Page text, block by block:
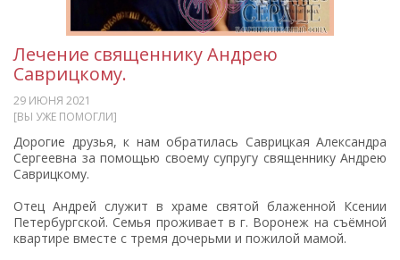
Лечение священнику Андрею
Саврицкому.
29 ИЮНЯ 2021
[ВЫ УЖЕ ПОМОГЛИ]
Дорогие друзья, к нам обратилась Саврицкая Александра
Сергеевна за помощью своему супругу священнику Андрею
Саврицкому.
Отец Андрей служит в храме святой блаженной Ксении
Петербургской. Семья проживает в г. Воронеж на съёмной
квартире вместе с тремя дочерьми и пожилой мамой.